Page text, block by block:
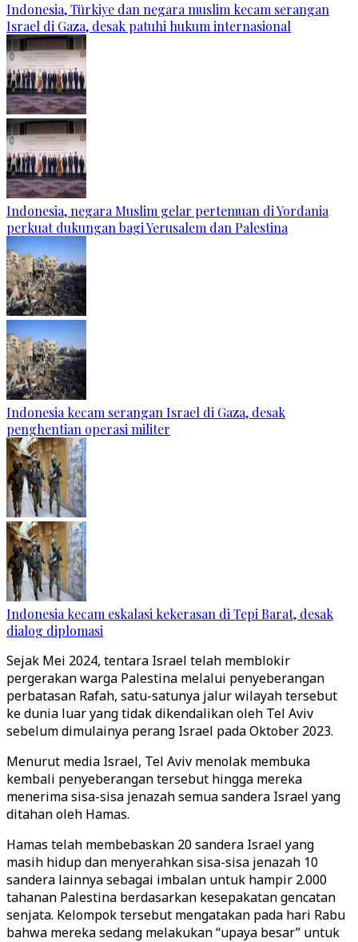
Indonesia, Türkiye dan negara muslim kecam serangan
Israel di Gaza, desak patuhi hukum internasional
Indonesia, negara Muslim gelar pertemuan di Yordania
perkuat dukungan bagi Yerusalem dan Palestina
Indonesia kecam serangan Israel di Gaza, desak
penghentian operasi militer
Indonesia kecam eskalasi kekerasan di Tepi Barat, desak
dialog diplomasi
Sejak Mei 2024, tentara Israel telah memblokir
pergerakan warga Palestina melalui penyeberangan
perbatasan Rafah, satu-satunya jalur wilayah tersebut
ke dunia luar yang tidak dikendalikan oleh Tel Aviv
sebelum dimulainya perang Israel pada Oktober 2023.
Menurut media Israel, Tel Aviv menolak membuka
kembali penyeberangan tersebut hingga mereka
menerima sisa-sisa jenazah semua sandera Israel yang
ditahan oleh Hamas.
Hamas telah membebaskan 20 sandera Israel yang
masih hidup dan menyerahkan sisa-sisa jenazah 10
sandera lainnya sebagai imbalan untuk hampir 2.000
tahanan Palestina berdasarkan kesepakatan gencatan
senjata. Kelompok tersebut mengatakan pada hari Rabu
bahwa mereka sedang melakukan “upaya besar” untuk